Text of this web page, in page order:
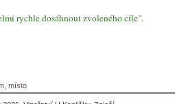
rychle dosáhnout zvoleného cíle".
místo